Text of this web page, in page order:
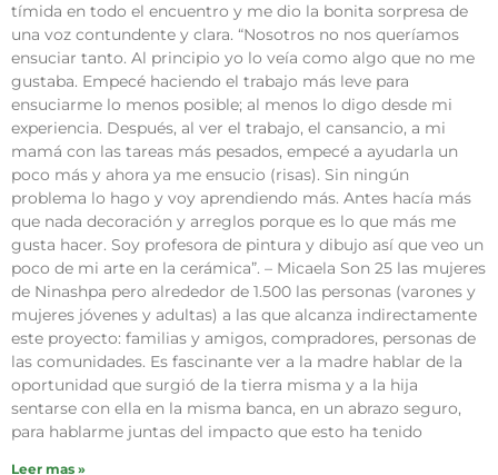
tímida en todo el encuentro y me dio la bonita sorpresa de
una voz contundente y clara. “Nosotros no nos queríamos
ensuciar tanto. Al principio yo lo veía como algo que no me
gustaba. Empecé haciendo el trabajo más leve para
ensuciarme lo menos posible; al menos lo digo desde mi
experiencia. Después, al ver el trabajo, el cansancio, a mi
mamá con las tareas más pesados, empecé a ayudarla un
poco más y ahora ya me ensucio (risas). Sin ningún
problema lo hago y voy aprendiendo más. Antes hacía más
que nada decoración y arreglos porque es lo que más me
gusta hacer. Soy profesora de pintura y dibujo así que veo un
poco de mi arte en la cerámica”. – Micaela Son 25 las mujeres
de Ninashpa pero alrededor de 1.500 las personas (varones y
mujeres jóvenes y adultas) a las que alcanza indirectamente
este proyecto: familias y amigos, compradores, personas de
las comunidades. Es fascinante ver a la madre hablar de la
oportunidad que surgió de la tierra misma y a la hija
sentarse con ella en la misma banca, en un abrazo seguro,
para hablarme juntas del impacto que esto ha tenido
Leer mas »